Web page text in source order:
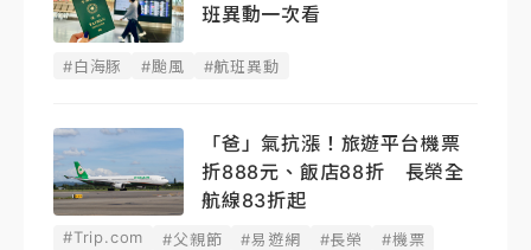
班異動一次看
#白海豚 #颱風 #航班異動
「爸」氣抗漲！旅遊平台機票
折888元、飯店88折 長榮全
航線83折起
#Trip.com #父親節 #易遊網 #長榮 #機票